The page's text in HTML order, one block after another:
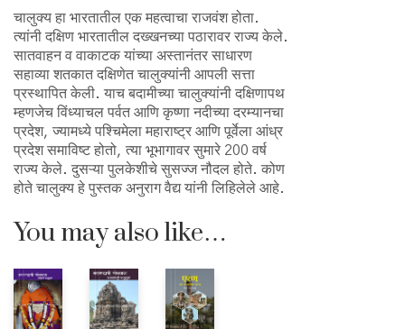
चालुक्य हा भारतातील एक महत्वाचा राजवंश होता.
त्यांनी दक्षिण भारतातील दख्खनच्या पठारावर राज्य केले.
सातवाहन व वाकाटक यांच्या अस्तानंतर साधारण
सहाव्या शतकात दक्षिणेत चालुक्यांनी आपली सत्ता
प्रस्थापित केली. याच बदामीच्या चालुक्यांनी दक्षिणापथ
म्हणजेच विंध्याचल पर्वत आणि कृष्णा नदीच्या दरम्यानचा
प्रदेश, ज्यामध्ये पश्चिमेला महाराष्ट्र आणि पूर्वेला आंध्र
प्रदेश समाविष्ट होतो, त्या भूभागावर सुमारे 200 वर्ष
राज्य केले. दुसऱ्या पुलकेशीचे सुसज्ज नौदल होते. कोण
होते चालुक्य हे पुस्तक अनुराग वैद्य यांनी लिहिलेले आहे.
You may also like…